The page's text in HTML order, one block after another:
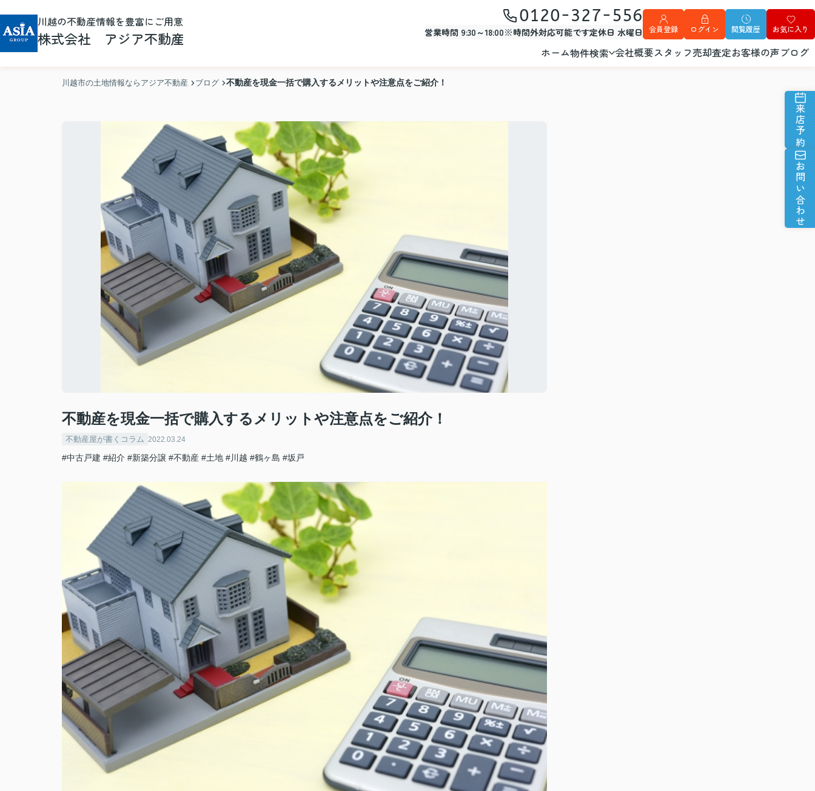
川越の不動産情報を豊富にご用意
株式会社 アジア不動産
0120-327-556
営業時間 9:30～18:00※時間外対応可能です定休日 水曜日 会員登録 ログイン 閲覧履歴 お気に入り
ホーム物件検索 会社概要スタッフ売却査定お客様の声ブログ
来店予約
お問い合わせ
川越市の土地情報ならアジア不動産 ブログ 不動産を現金一括で購入するメリットや注意点をご紹介！
不動産を現金一括で購入するメリットや注意点をご紹介！
不動産屋が書くコラム 2022.03.24
#中古戸建 #紹介 #新築分譲 #不動産 #土地 #川越 #鶴ヶ島 #坂戸